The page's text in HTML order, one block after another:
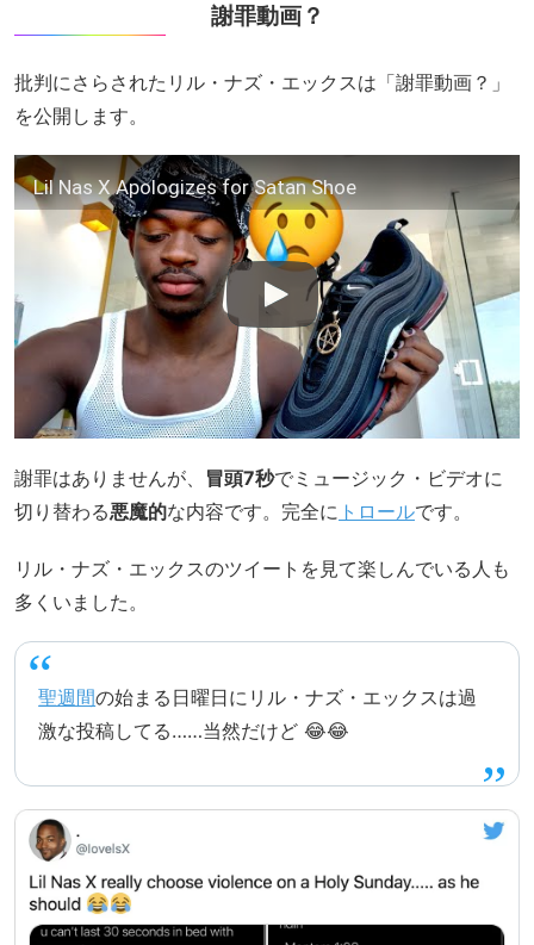
謝罪動画？
批判にさらされたリル・ナズ・エックスは「謝罪動画？」
を公開します。
Lil Nas X Apologizes for Satan Shoe
謝罪はありませんが、 冒頭7秒でミュージック・ビデオに
切り替わる悪魔的な内容です。完全に トロールです。
リル・ナズ・エックスのツイートを見て楽しんでいる人も
多くいました。
聖週間の始まる日曜日にリル・ナズ・エックスは過
激な投稿してる……当然だけど 😂😂